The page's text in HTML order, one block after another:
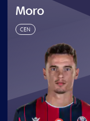
Moro
CEN